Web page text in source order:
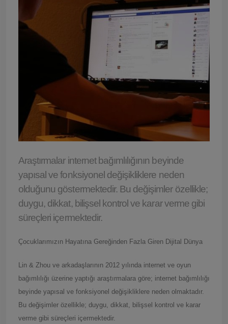
Araştırmalar internet bağımlılığının beyinde
yapısal ve fonksiyonel değişikliklere neden
olduğunu göstermektedir. Bu değişimler özellikle;
duygu, dikkat, bilişsel kontrol ve karar verme gibi
süreçleri içermektedir.
Çocuklarımızın Hayatına Gereğinden Fazla Giren Dijital Dünya
Lin & Zhou ve arkadaşlarının 2012 yılında internet ve oyun
bağımlılığı üzerine yaptığı araştırmalara göre; internet bağımlılığı
beyinde yapısal ve fonksiyonel değişikliklere neden olmaktadır.
Bu değişimler özellikle; duygu, dikkat, bilişsel kontrol ve karar
verme gibi süreçleri içermektedir.